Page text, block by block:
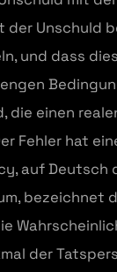
der Unschuld
und dass
die einen
Fehler hat
auf Deutsch
bezeichnet
der